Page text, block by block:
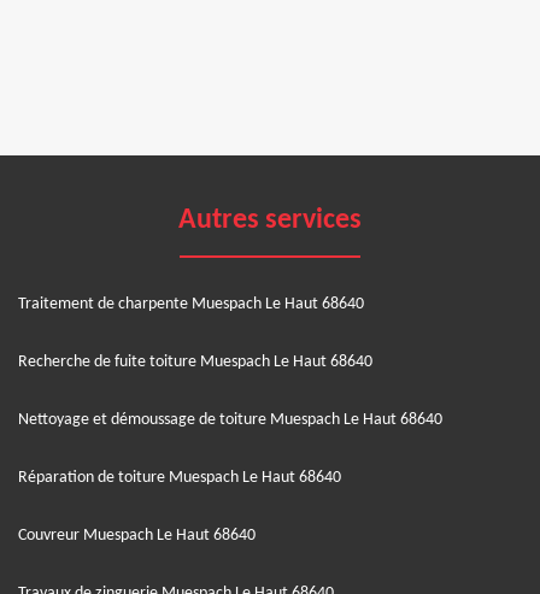
Autres services
Traitement de charpente Muespach Le Haut 68640
Recherche de fuite toiture Muespach Le Haut 68640
Nettoyage et démoussage de toiture Muespach Le Haut 68640
Réparation de toiture Muespach Le Haut 68640
Couvreur Muespach Le Haut 68640